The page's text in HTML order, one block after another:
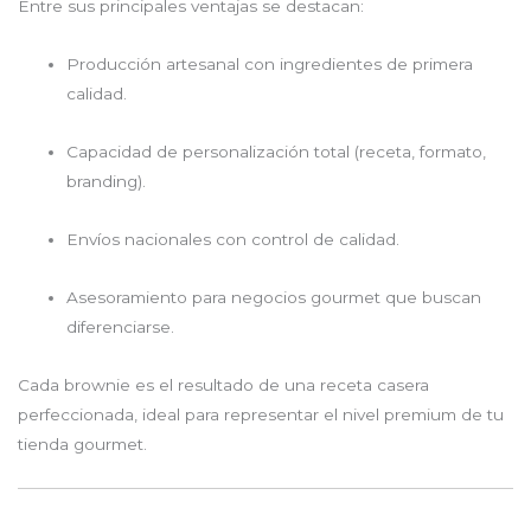
Entre sus principales ventajas se destacan:
Producción artesanal con ingredientes de primera
calidad.
Capacidad de personalización total (receta, formato,
branding).
Envíos nacionales con control de calidad.
Asesoramiento para negocios gourmet que buscan
diferenciarse.
Cada brownie es el resultado de una receta casera
perfeccionada, ideal para representar el nivel premium de tu
tienda gourmet.